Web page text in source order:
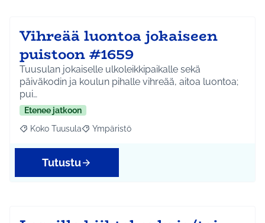
Vihreää luontoa jokaiseen
puistoon #1659
Tuusulan jokaiselle ulkoleikkipaikalle sekä
päiväkodin ja koulun pihalle vihreää, aitoa luontoa;
pui…
Etenee jatkoon
Rajaa tulokset aihepiirin mukaan: Koko Tuusula
Koko Tuusula Rajaa tulokset teeman mukaan: Ympäristö
Ympäristö
Tutustu